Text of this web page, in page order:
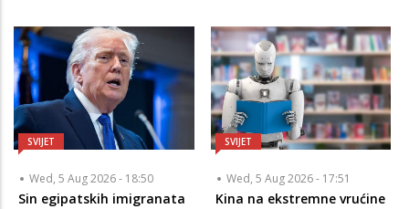
SVIJET
Wed, 5 Aug 2026 - 18:50
Sin egipatskih imigranata
SVIJET
Wed, 5 Aug 2026 - 17:51
Kina na ekstremne vrućine